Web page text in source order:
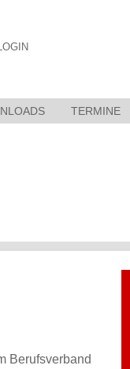
TERMINE
Berufsverband